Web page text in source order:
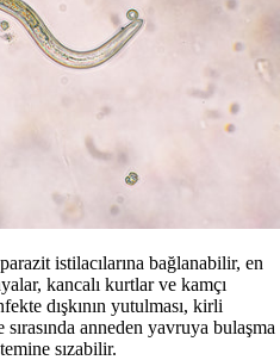
istilacılarına bağlanabilir, en
kancalı kurtlar ve kamçı
dışkının yutulması, kirli
anneden yavruya bulaşma
sızabilir.